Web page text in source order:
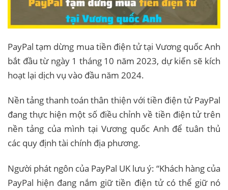
PayPal tạm dừng mua tiền điện tử tại Vương quốc Anh
bắt đầu từ ngày 1 tháng 10 năm 2023, dự kiến ​​sẽ kích
hoạt lại dịch vụ vào đầu năm 2024.
Nền tảng thanh toán thân thiện với tiền điện tử PayPal
đang thực hiện một số điều chỉnh về tiền điện tử trên
nền tảng của mình tại Vương quốc Anh để tuân thủ
các quy định tài chính địa phương.
Người phát ngôn của PayPal UK lưu ý: “Khách hàng của
PayPal hiện đang nắm giữ tiền điện tử có thể giữ nó